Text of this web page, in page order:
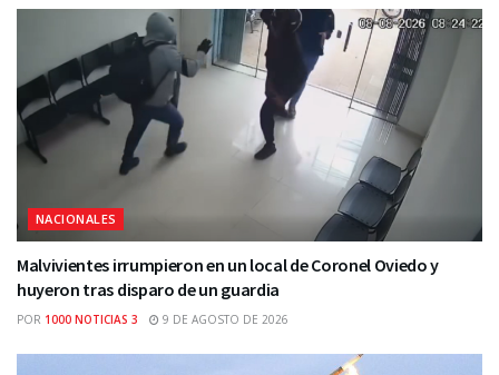
NACIONALES
Malvivientes irrumpieron en un local de Coronel Oviedo y
huyeron tras disparo de un guardia
POR 1000 NOTICIAS 3 9 DE AGOSTO DE 2026